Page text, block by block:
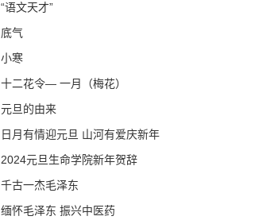
“语文天才”
底气
小寒
十二花令— 一月（梅花）
元旦的由来
日月有情迎元旦 山河有爱庆新年
2024元旦生命学院新年贺辞
千古一杰毛泽东
缅怀毛泽东 振兴中医药